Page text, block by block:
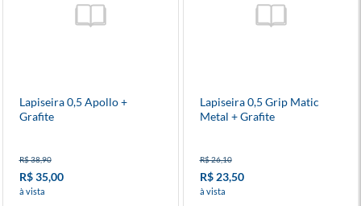
Lapiseira 0,5 Apollo +
Grafite
R$ 38,90
R$ 35,00
à vista
Lapiseira 0,5 Grip Matic
Metal + Grafite
R$ 26,10
R$ 23,50
à vista